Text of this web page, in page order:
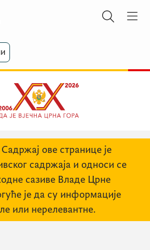
Садржај ове странице је
садржаја и односи се
сазиве Владе Црне
је да су информације
или нерелевантне.